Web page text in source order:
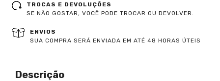
TROCAS E DEVOLUÇÕES
SE NÃO GOSTAR, VOCÊ PODE TROCAR OU DEVOLVER.
ENVIOS
SUA COMPRA SERÁ ENVIADA EM ATÉ 48 HORAS ÚTEIS
Descrição